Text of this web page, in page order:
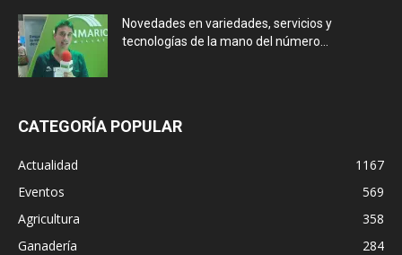
Novedades en variedades, servicios y
tecnologías de la mano del número...
CATEGORÍA POPULAR
Actualidad
1167
Eventos
569
Agricultura
358
Ganadería
284